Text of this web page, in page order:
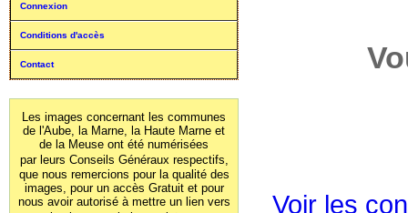
Connexion
Conditions d'accès
Contact
Les images concernant les communes
de l'Aube, la Marne, la Haute Marne et
de la Meuse ont été numérisées
par leurs Conseils Généraux respectifs,
que nous remercions pour la qualité des
images, pour un accès Gratuit et pour
nous avoir autorisé à mettre un lien vers
Voir les